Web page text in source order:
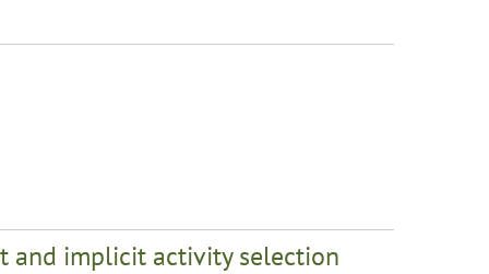
and implicit activity selection